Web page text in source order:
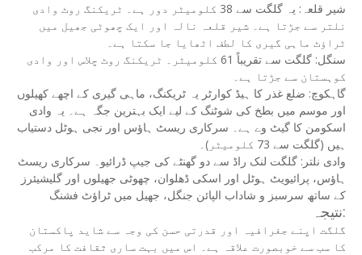
شیر قلعہ: یہ گلگت سے 38 کلومیٹر دور ہے۔ ٹریکنگ روٹ وادی
نلتر سے جڑتا ہے۔ شیر قلعہ نالہ اور ایک چھوٹی جھیل میں
ٹراؤٹ ماہی گیری کا لطف اٹھایا جا سکتا ہے۔
سنگل: گلگت سے تقریباً 61 کلومیٹر۔ ٹریکنگ روٹ چلاس اور وادی
کوہستان سے جڑتا ہے۔
گاہکوچ: ضلع غذر کا ہیڈ کوارٹر یہ ٹریکنگ، ماہی گیری کے اچھے کھیلوں
اور موسم میں بطخ کی شوٹنگ کے لیے ایک بہترین جگہ ہے۔ یہ وادی
اسکومن کا گیٹ وے ہے۔ سرکاری ریسٹ ہاؤس اور نجی ہوٹل دستیاب
ہیں (گلگت سے 73 کلومیٹر)۔
وادی نلتر: گلگت لنک راڈ سے دو گھنٹے کی جیپ ڈرائیو۔ سرکاری ریسٹ
ہاؤس، پرائیویٹ ہوٹل اور اسکی ڈھلوان، چھوٹی جھیلوں اور گلیشیئرز
کے ساتھ سرسبز و شاداب الپائن جنگل، جھیل میں ٹراؤٹ فشنگ
نتیجہ:
گلگت اپنے جغرافیہ اور قدرتی حسن کی وجہ سے شاید پاکستان
کا سب سے خوبصورت علاقہ ہے۔ اس میں بہت ساری ثقافت کا مرکب